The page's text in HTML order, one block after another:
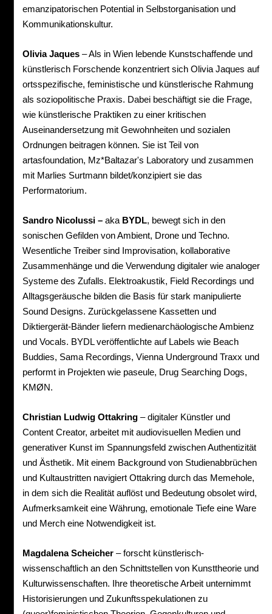
emanzipatorischen Potential in Selbstorganisation und
Kommunikationskultur.
Olivia Jaques – Als in Wien lebende Kunstschaffende und
künstlerisch Forschende konzentriert sich Olivia Jaques auf
ortsspezifische, feministische und künstlerische Rahmung
als soziopolitische Praxis. Dabei beschäftigt sie die Frage,
wie künstlerische Praktiken zu einer kritischen
Auseinandersetzung mit Gewohnheiten und sozialen
Ordnungen beitragen können. Sie ist Teil von
artasfoundation, Mz*Baltazar's Laboratory und zusammen
mit Marlies Surtmann bildet/konzipiert sie das
Performatorium.
Sandro Nicolussi – aka BYDL, bewegt sich in den
sonischen Gefilden von Ambient, Drone und Techno.
Wesentliche Treiber sind Improvisation, kollaborative
Zusammenhänge und die Verwendung digitaler wie analoger
Systeme des Zufalls. Elektroakustik, Field Recordings und
Alltagsgeräusche bilden die Basis für stark manipulierte
Sound Designs. Zurückgelassene Kassetten und
Diktiergerät-Bänder liefern medienarchäologische Ambienz
und Vocals. BYDL veröffentlichte auf Labels wie Beach
Buddies, Sama Recordings, Vienna Underground Traxx und
performt in Projekten wie paseule, Drug Searching Dogs,
KMØN.
Christian Ludwig Ottakring – digitaler Künstler und
Content Creator, arbeitet mit audiovisuellen Medien und
generativer Kunst im Spannungsfeld zwischen Authentizität
und Ästhetik. Mit einem Background von Studienabbrüchen
und Kultaustritten navigiert Ottakring durch das Memehole,
in dem sich die Realität auflöst und Bedeutung obsolet wird,
Aufmerksamkeit eine Währung, emotionale Tiefe eine Ware
und Merch eine Notwendigkeit ist.
Magdalena Scheicher – forscht künstlerisch-
wissenschaftlich an den Schnittstellen von Kunsttheorie und
Kulturwissenschaften. Ihre theoretische Arbeit unternimmt
Historisierungen und Zukunftsspekulationen zu